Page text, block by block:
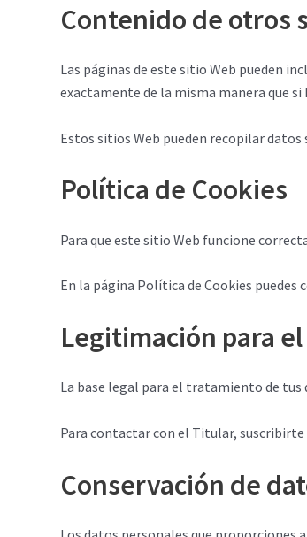
Contenido de otros
Las páginas de este sitio Web pueden
exactamente de la misma manera que
Estos sitios Web pueden recopilar
Política de Cookies
Para que este sitio Web funcione
En la página Política de Cookies
Legitimación para
La base legal para el tratamiento de
Para contactar con el Titular,
Conservación de